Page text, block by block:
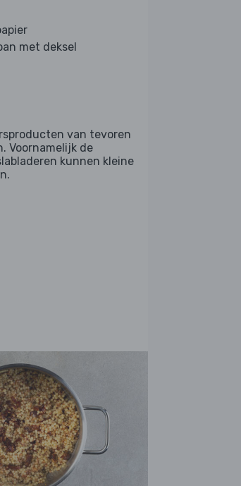
met deksel
van tevoren
Voornamelijk de
kunnen kleine